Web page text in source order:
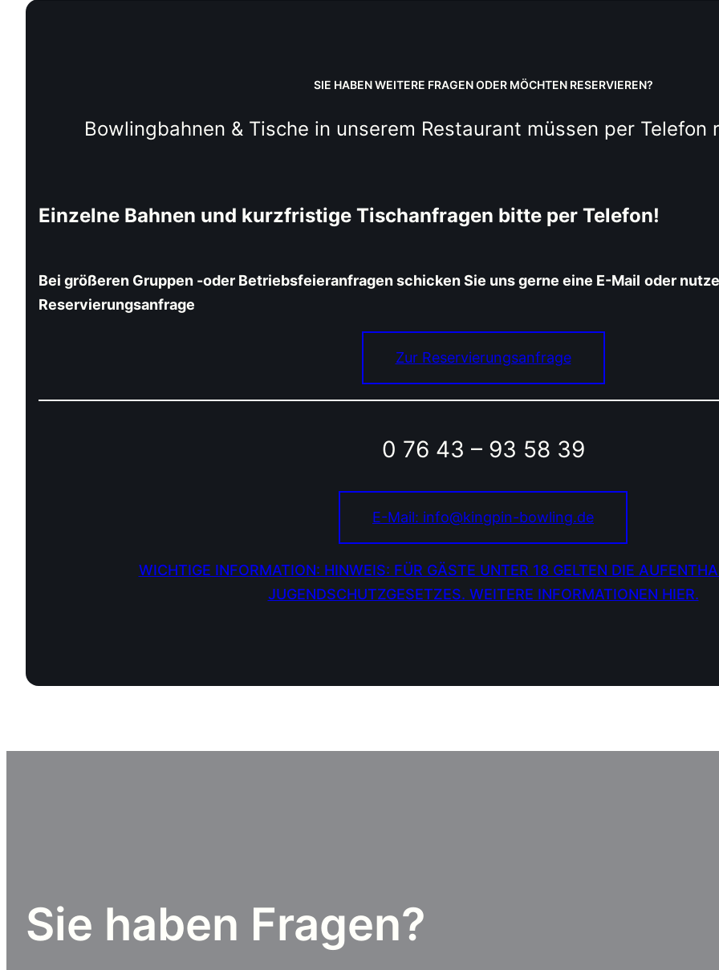
SIE HABEN WEITERE FRAGEN ODER MÖCHTEN RESERVIEREN?
Bowlingbahnen & Tische in unserem Restaurant müssen per Telefon
Einzelne Bahnen und kurzfristige Tischanfragen bitte per Telefon!
Bei größeren Gruppen -oder Betriebsfeieranfragen schicken Sie uns gerne eine E-Mail oder
Reservierungsanfrage
Zur Reservierungsanfrage
0 76 43 – 93 58 39
E-Mail: info@kingpin-bowling.de
WICHTIGE INFORMATION: HINWEIS: FÜR GÄSTE UNTER 18 GELTEN DIE
JUGENDSCHUTZGESETZES. WEITERE INFORMATIONEN HIER.
Sie haben Fragen?